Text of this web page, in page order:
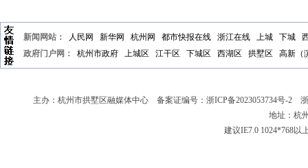
新闻网站： 人民网 新华网 杭州网 都市快报在线 浙江在线 上城 下城
政府门户网：
杭州市政府 上城区 江干区 下城区 西湖区 拱墅区 高新（
主办：杭州市拱墅区融媒体中心 备案证编号： 浙ICP备2023053734号-2 浙
地址：杭
建议IE7.0 1024*768